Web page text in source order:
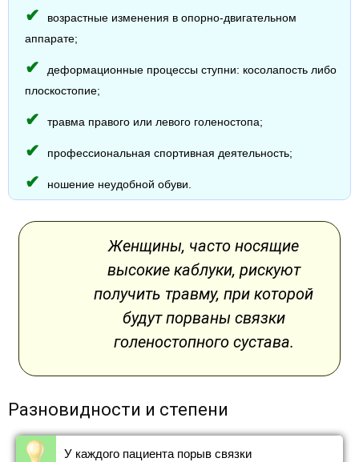
возрастные изменения в опорно-двигательном
аппарате;
деформационные процессы ступни: косолапость либо
плоскостопие;
травма правого или левого голеностопа;
профессиональная спортивная деятельность;
ношение неудобной обуви.
Женщины, часто носящие
высокие каблуки, рискуют
получить травму, при которой
будут порваны связки
голеностопного сустава.
Разновидности и степени
У каждого пациента порыв связки